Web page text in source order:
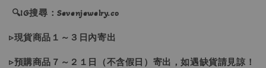
🔍IG搜尋：Sevenjewelry.co
▹現貨商品１～３日內寄出
▹預購商品７～２１日（不含假日）寄出，如遇缺貨請見諒！